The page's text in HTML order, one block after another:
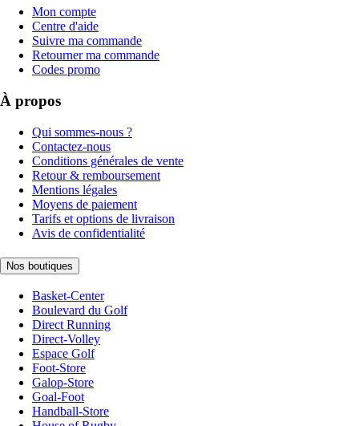
Mon compte
Centre d'aide
Suivre ma commande
Retourner ma commande
Codes promo
À propos
Qui sommes-nous ?
Contactez-nous
Conditions générales de vente
Retour & remboursement
Mentions légales
Moyens de paiement
Tarifs et options de livraison
Avis de confidentialité
Nos boutiques
Basket-Center
Boulevard du Golf
Direct Running
Direct-Volley
Espace Golf
Foot-Store
Galop-Store
Goal-Foot
Handball-Store